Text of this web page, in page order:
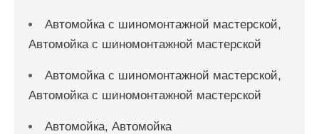
Автомойка с шиномонтажной мастерской,
Автомойка с шиномонтажной мастерской
Автомойка с шиномонтажной мастерской,
Автомойка с шиномонтажной мастерской
Автомойка, Автомойка